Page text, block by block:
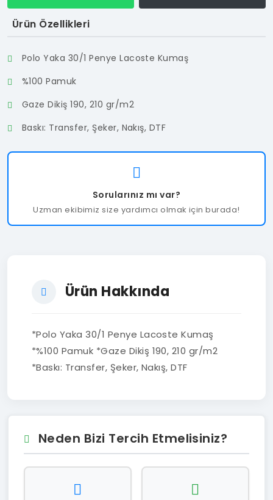
Ürün Özellikleri
Polo Yaka 30/1 Penye Lacoste Kumaş
%100 Pamuk
Gaze Dikiş 190, 210 gr/m2
Baskı: Transfer, Şeker, Nakış, DTF
Sorularınız mı var?
Uzman ekibimiz size yardımcı olmak için burada!
Ürün Hakkında
*Polo Yaka 30/1 Penye Lacoste Kumaş
*%100 Pamuk *Gaze Dikiş 190, 210 gr/m2
*Baskı: Transfer, Şeker, Nakış, DTF
Neden Bizi Tercih Etmelisiniz?